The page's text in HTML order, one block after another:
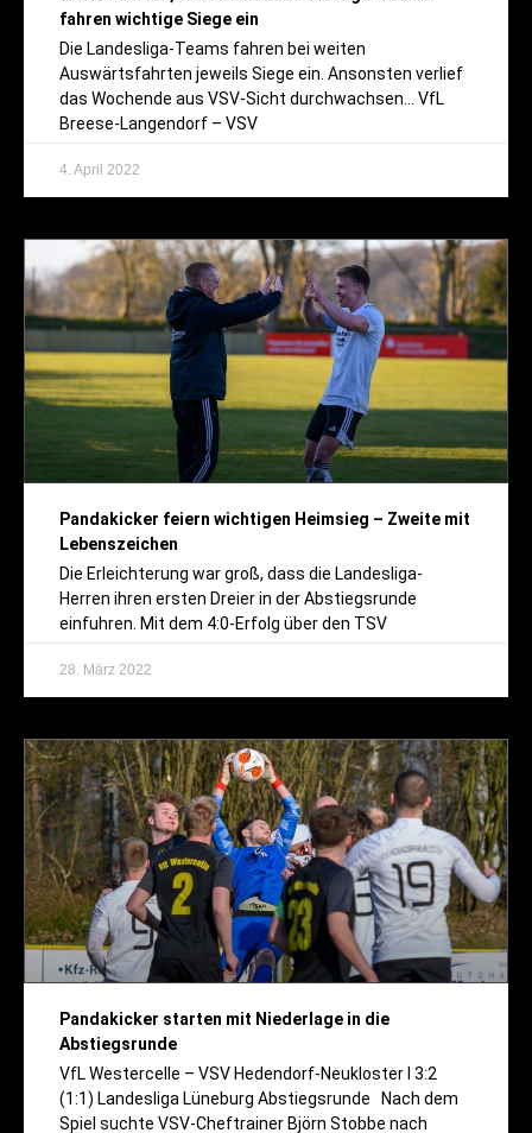
fahren wichtige Siege ein
Die Landesliga-Teams fahren bei weiten
Auswärtsfahrten jeweils Siege ein. Ansonsten verlief
das Wochende aus VSV-Sicht durchwachsen… VfL
Breese-Langendorf – VSV
4. April 2022
Pandakicker feiern wichtigen Heimsieg – Zweite mit
Lebenszeichen
Die Erleichterung war groß, dass die Landesliga-
Herren ihren ersten Dreier in der Abstiegsrunde
einfuhren. Mit dem 4:0-Erfolg über den TSV
28. März 2022
Pandakicker starten mit Niederlage in die
Abstiegsrunde
VfL Westercelle – VSV Hedendorf-Neukloster I 3:2
(1:1) Landesliga Lüneburg Abstiegsrunde Nach dem
Spiel suchte VSV-Cheftrainer Björn Stobbe nach